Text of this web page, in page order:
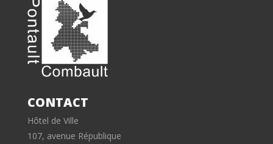
CONTACT
Hôtel de Ville
107, avenue République